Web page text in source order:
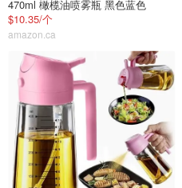
470ml 橄榄油喷雾瓶 黑色蓝色
$10.35/个
amazon.ca